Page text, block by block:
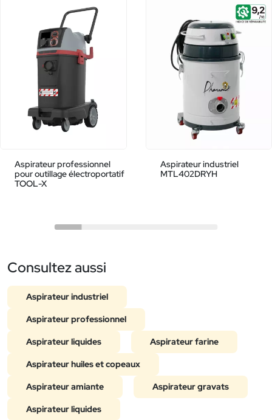
Aspirateur professionnel
pour outillage électroportatif
TOOL-X
Aspirateur industriel
MTL402DRYH
Consultez aussi
Aspirateur industriel
Aspirateur professionnel
Aspirateur liquides Aspirateur farine
Aspirateur huiles et copeaux
Aspirateur amiante Aspirateur gravats
Aspirateur liquides